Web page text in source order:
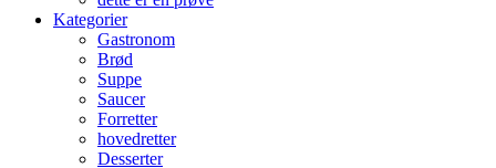
Kategorier
Gastronom
Brød
Suppe
Saucer
Forretter
hovedretter
Desserter